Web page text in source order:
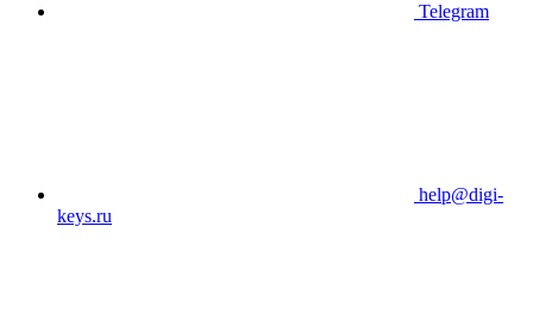
Telegram
help@digi-
keys.ru